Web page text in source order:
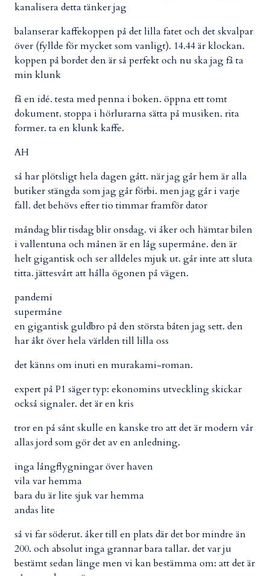
kanalisera detta tänker jag
balanserar kaffekoppen på det lilla fatet och det skvalpar
över (fyllde för mycket som vanligt). 14.44 är klockan.
koppen på bordet den är så perfekt och nu ska jag få ta
min klunk
få en idé. testa med penna i boken. öppna ett tomt
dokument. stoppa i hörlurarna sätta på musiken. rita
former. ta en klunk kaffe.
AH
så har plötsligt hela dagen gått. när jag går hem är alla
butiker stängda som jag går förbi. men jag går i varje
fall. det behövs efter tio timmar framför dator
måndag blir tisdag blir onsdag. vi åker och hämtar bilen
i vallentuna och månen är en låg supermåne. den är
helt gigantisk och ser alldeles mjuk ut. går inte att sluta
titta. jättesvårt att hålla ögonen på vägen.
pandemi
supermåne
en gigantisk guldbro på den största båten jag sett. den
har åkt över hela världen till lilla oss
det känns om inuti en murakami-roman.
expert på P1 säger typ: ekonomins utveckling skickar
också signaler. det är en kris
tror en på sånt skulle en kanske tro att det är modernvår
allas jord som gör det av en anledning.
inga långflygningar över haven
vila var hemma
bara du är lite sjuk var hemma
andas lite
så vi far söderut. åker till en plats där det bor mindre än
200. och absolut inga grannar bara tallar. det var ju
bestämt sedan länge men vi kan bestämma om: att det är